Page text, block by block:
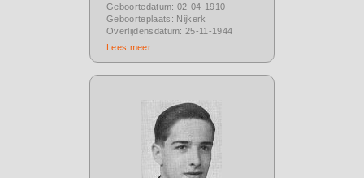
Geboortedatum: 02-04-1910
Geboorteplaats: Nijkerk
Overlijdensdatum: 25-11-1944
Lees meer